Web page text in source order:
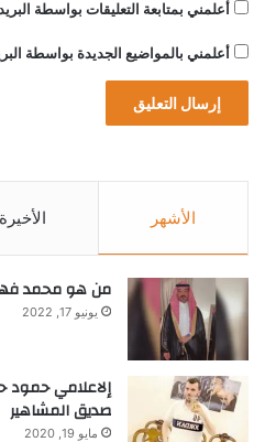
أعلمني بمتابعة التعليقات بواسطة
أعلمني بالمواضيع الجديدة بواسطة
الأشهر الأخيرة
من هو محمد
يونيو 17, 2022
إلاعلامي حمود
صديق المشاهير
مايو 19, 2020